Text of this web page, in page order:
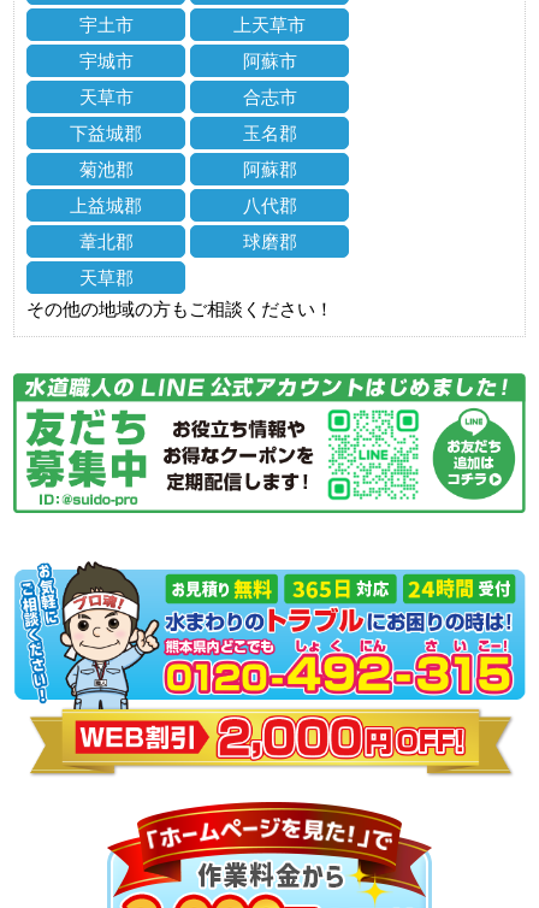
宇土市
上天草市
宇城市
阿蘇市
天草市
合志市
下益城郡
玉名郡
菊池郡
阿蘇郡
上益城郡
八代郡
葦北郡
球磨郡
天草郡
その他の地域の方もご相談ください！